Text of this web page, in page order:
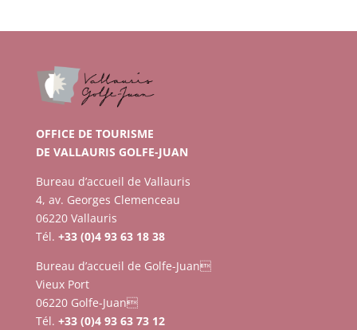
OFFICE DE TOURISME
DE VALLAURIS GOLFE-JUAN
Bureau d’accueil de Vallauris
4, av. Georges Clemenceau
06220 Vallauris
Tél. +33 (0)4 93 63 18 38
Bureau d’accueil de Golfe-Juan
Vieux Port
06220 Golfe-Juan
Tél. +33 (0)4 93 63 73 12